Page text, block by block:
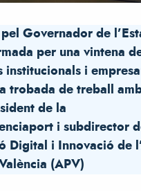
pel Governador de
per una vintena
institucionals i
trobada de treball
de la
i subdirector
Digital i Innovació de
(APV)